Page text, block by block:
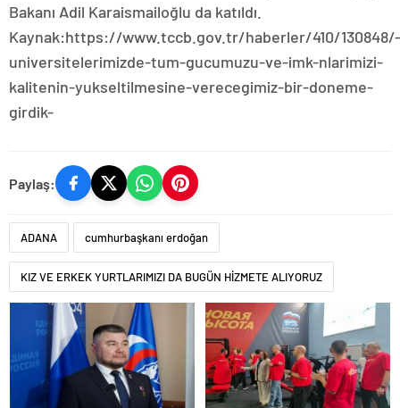
Bakanı Adil Karaismailoğlu da katıldı.
Kaynak:https://www.tccb.gov.tr/haberler/410/130848/-
universitelerimizde-tum-gucumuzu-ve-imk-nlarimizi-
kalitenin-yukseltilmesine-verecegimiz-bir-doneme-
girdik-
Paylaş:
ADANA cumhurbaşkanı erdoğan
KIZ VE ERKEK YURTLARIMIZI DA BUGÜN HİZMETE ALIYORUZ